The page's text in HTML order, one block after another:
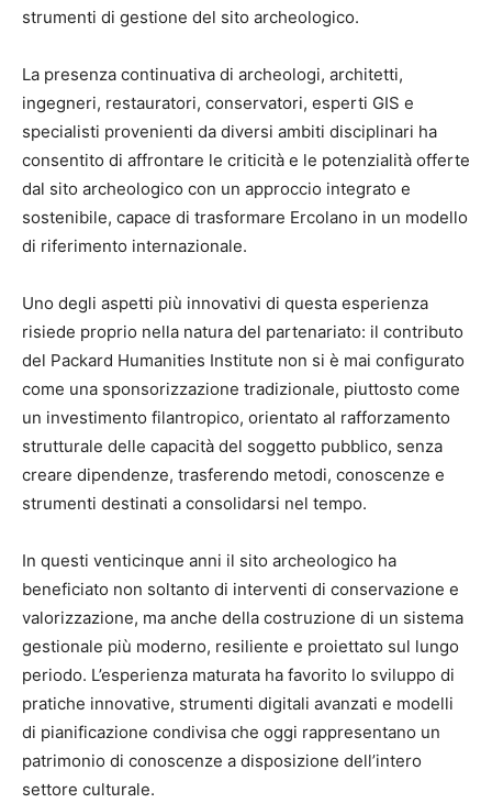
strumenti di gestione del sito archeologico.
La presenza continuativa di archeologi, architetti,
ingegneri, restauratori, conservatori, esperti GIS e
specialisti provenienti da diversi ambiti disciplinari ha
consentito di affrontare le criticità e le potenzialità offerte
dal sito archeologico con un approccio integrato e
sostenibile, capace di trasformare Ercolano in un modello
di riferimento internazionale.
Uno degli aspetti più innovativi di questa esperienza
risiede proprio nella natura del partenariato: il contributo
del Packard Humanities Institute non si è mai configurato
come una sponsorizzazione tradizionale, piuttosto come
un investimento filantropico, orientato al rafforzamento
strutturale delle capacità del soggetto pubblico, senza
creare dipendenze, trasferendo metodi, conoscenze e
strumenti destinati a consolidarsi nel tempo.
In questi venticinque anni il sito archeologico ha
beneficiato non soltanto di interventi di conservazione e
valorizzazione, ma anche della costruzione di un sistema
gestionale più moderno, resiliente e proiettato sul lungo
periodo. L’esperienza maturata ha favorito lo sviluppo di
pratiche innovative, strumenti digitali avanzati e modelli
di pianificazione condivisa che oggi rappresentano un
patrimonio di conoscenze a disposizione dell’intero
settore culturale.